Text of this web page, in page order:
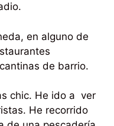
en alguno de
de barrio.
chic. He ido a ver
He recorrido